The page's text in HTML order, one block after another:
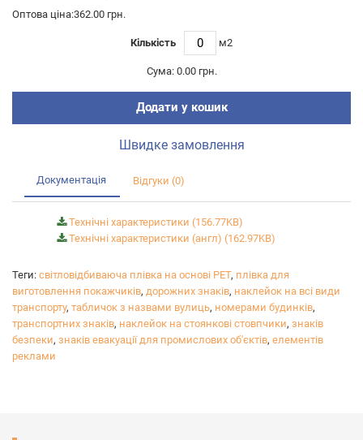
Оптова ціна:362.00 грн.
Кількість м2
Сума: 0.00 грн.
Додати у кошик
Швидке замовлення
Документація Відгуки (0)
Технічні характеристики (156.77KB)
Технічні характеристики (англ) (162.97KB)
Теги: світловідбиваюча плівка на основі РЕТ, плівка для
виготовлення покажчиків, дорожних знаків, наклейок на всі види
транспорту, табличок з назвами вулиць, номерами будинків,
транспортних знаків, наклейок на стоянкові стовпчики, знаків
безпеки, знаків евакуації для промислових об'єктів, елементів
реклами